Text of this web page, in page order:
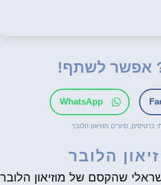
אפשר לשתף!
WhatsApp
כרטיסים סיורים מוזיאון הלובר
הלובר
ישראלי שהקסם של מוזיאון הלובר